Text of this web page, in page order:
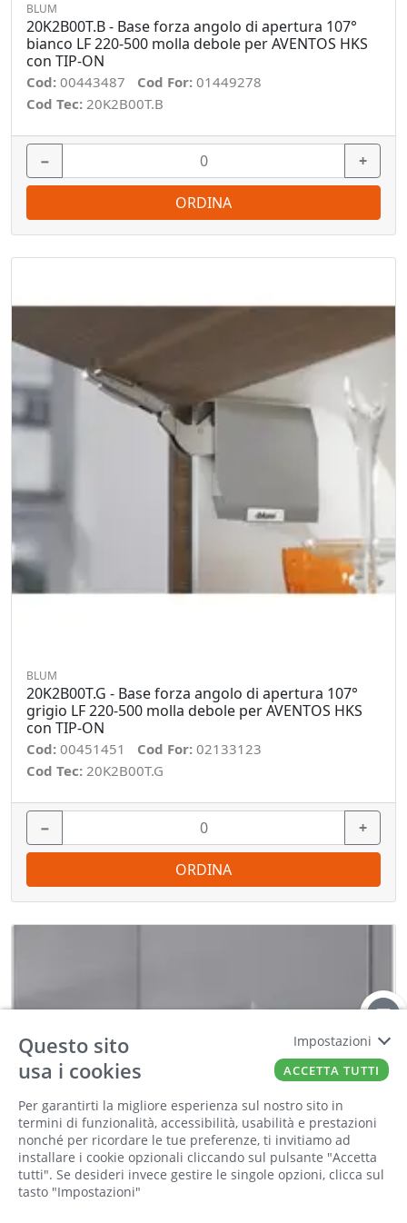
Informiamo la nostra clientela che saremo
chiusi per la pausa estiva dall'8 al 23 agosto
compresi. Tutti gli ordini online ricevuti
durante la chiusura saranno elaborati a partire
dal 24 agosto
BLUM
20K2B00T.B - Base forza angolo di apertura 107°
bianco LF 220-500 molla debole per AVENTOS HKS
con TIP-ON
Cod: 00443487 Cod For: 01449278
Cod Tec: 20K2B00T.B
− +
ORDINA
BLUM
20K2B00T.G - Base forza angolo di apertura 107°
grigio LF 220-500 molla debole per AVENTOS HKS
con TIP-ON
Cod: 00451451 Cod For: 02133123
Cod Tec: 20K2B00T.G
− +
ORDINA
Questo sito
usa i cookies
Per garantirti la migliore esperienza sul nostro sito in
termini di funzionalità, accessibilità, usabilità e prestazioni
nonché per ricordare le tue preferenze, ti invitiamo ad
installare i cookie opzionali cliccando sul pulsante "Accetta
tutti". Se desideri invece gestire le singole opzioni, clicca sul
tasto "Impostazioni"
Impostazioni
ACCETTA TUTTI